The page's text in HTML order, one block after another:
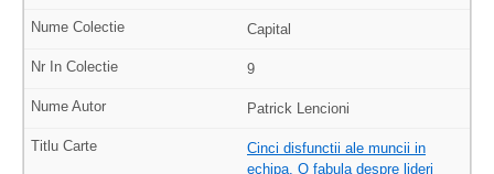
Capital
9
Patrick Lencioni
Cinci disfunctii ale muncii in
echipa. O fabula despre lideri